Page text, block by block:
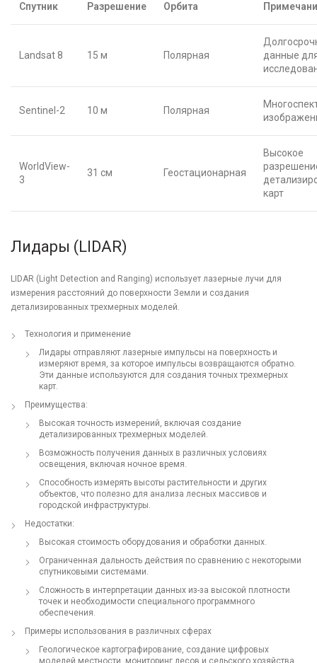
Спутник Разрешение Орбита
Landsat 8 15 м Полярная
данные
Sentinel-2 10 м Полярная
WorldView-
3
31 см Геостационарная
Высокое
карт
Лидары (LIDAR)
LIDAR (Light Detection and Ranging) использует лазерные лучи для
измерения расстояний до поверхности Земли и создания
детализированных трехмерных моделей.
Технология и применение
Лидары отправляют лазерные импульсы на поверхность и
измеряют время, за которое импульсы возвращаются обратно.
Эти данные используются для создания точных трехмерных
карт.
Преимущества:
Высокая точность измерений, включая создание
детализированных трехмерных моделей.
Возможность получения данных в различных условиях
освещения, включая ночное время.
Способность измерять высоты растительности и других
объектов, что полезно для анализа лесных массивов и
городской инфраструктуры.
Недостатки:
Высокая стоимость оборудования и обработки данных.
Ограниченная дальность действия по сравнению с некоторыми
спутниковыми системами.
Сложность в интерпретации данных из-за высокой плотности
точек и необходимости специального программного
обеспечения.
Примеры использования в различных сферах
Геологическое картографирование, создание цифровых
моделей местности, мониторинг лесов и сельского хозяйства.